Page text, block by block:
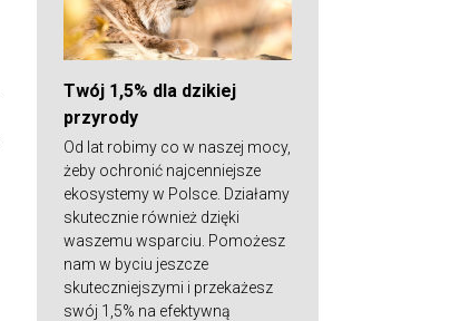
Twój 1,5% dla dzikiej
przyrody
Od lat robimy co w naszej mocy,
żeby ochronić najcenniejsze
ekosystemy w Polsce. Działamy
skutecznie również dzięki
waszemu wsparciu. Pomożesz
nam w byciu jeszcze
skuteczniejszymi i przekażesz
swój 1,5% na efektywną